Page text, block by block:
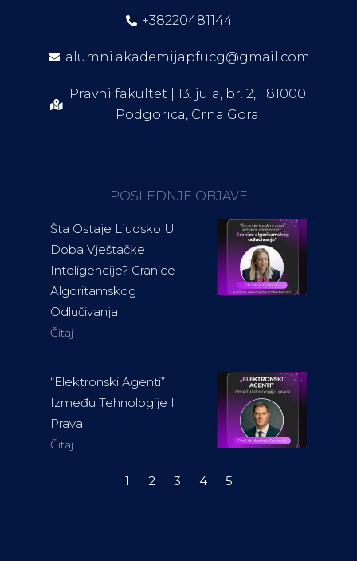
+38220481144
alumni.akademijapfucg@gmail.com
Pravni fakultet | 13. jula, br. 2, | 81000
Podgorica, Crna Gora
POSLEDNJE OBJAVE
Šta Ostaje Ljudsko U
Doba Vještačke
Inteligencije? Granice
Algoritamskog
Odlučivanja
Čitaj
“Elektronski Agenti”
Između Tehnologije I
Prava
Čitaj
1 2 3 4 5